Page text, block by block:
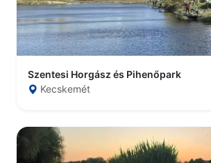
Szentesi Horgász és Pihenőpark
Kecskemét